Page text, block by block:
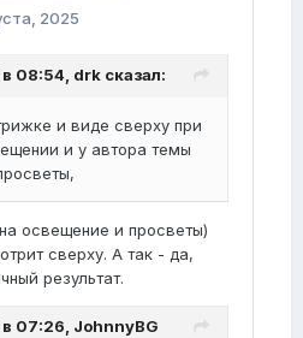
2025
08:54, drk сказал:
и виде сверху при
и у автора темы
освещение и просветы)
сверху. А так - да,
результат.
07:26, JohnnyBG